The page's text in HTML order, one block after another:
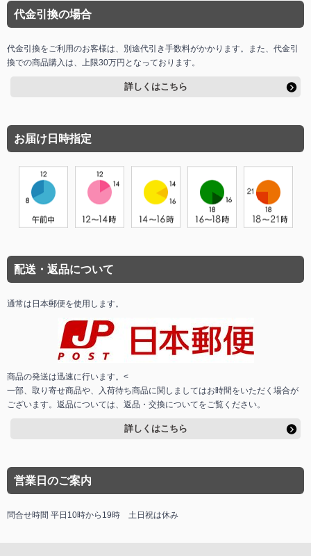
代金引換の場合
代金引換をご利用のお客様は、別途代引き手数料がかかります。また、代金引
換での商品購入は、上限30万円となっております。
詳しくはこちら
お届け日時指定
配送・返品について
通常は日本郵便を使用します。
商品の発送は迅速に行います。<
一部、取り寄せ商品や、入荷待ち商品に関しましてはお時間をいただく場合が
ございます。返品については、返品・交換についてをご覧ください。
詳しくはこちら
営業日のご案内
問合せ時間 平日10時から19時 土日祝は休み